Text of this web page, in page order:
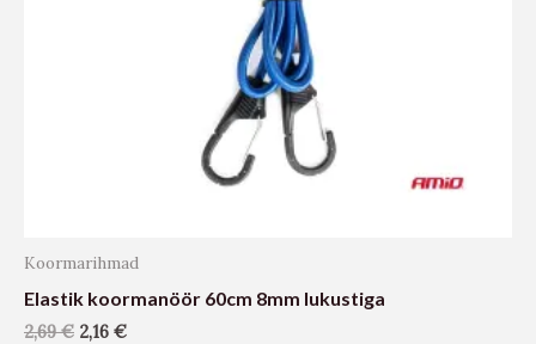
Koormarihmad
Elastik koormanöör 60cm 8mm lukustiga
2,69€ 2,16 €